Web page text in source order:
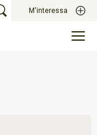
M'interessa